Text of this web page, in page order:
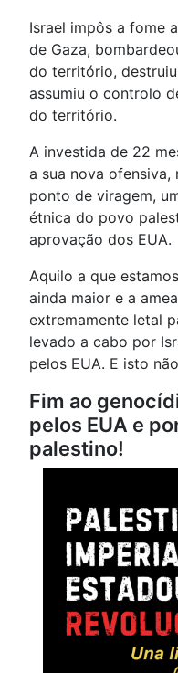
Israel impôs a fome
de Gaza,
do território,
assumiu o controlo
do território.
A investida de 22
a sua nova ofensiva,
ponto de viragem,
étnica do povo
aprovação dos EUA.
Aquilo a que
ainda maior e a
extremamente letal
levado a cabo por
pelos EUA. E isto
Fim ao
pelos EUA e
palestino!